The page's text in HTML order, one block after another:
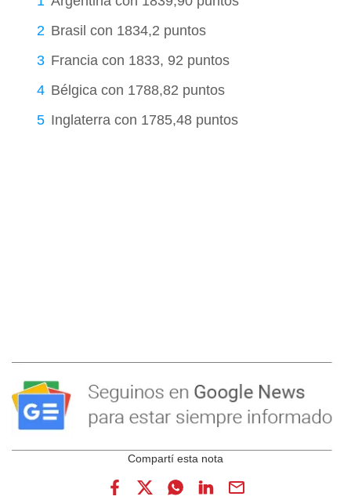
Brasil con 1834,2 puntos
Francia con 1833, 92 puntos
Bélgica con 1788,82 puntos
Inglaterra con 1785,48 puntos